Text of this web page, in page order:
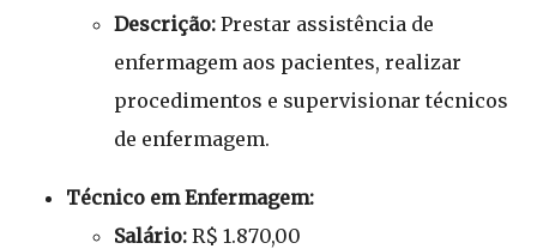
Descrição: Prestar assistência de
enfermagem aos pacientes, realizar
procedimentos e supervisionar técnicos
de enfermagem.
Técnico em Enfermagem:
Salário: R$ 1.870,00